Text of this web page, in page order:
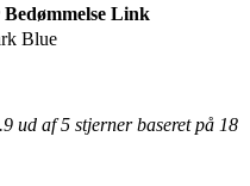
Bedømmelse Link
Blue
ud af 5 stjerner baseret på 18